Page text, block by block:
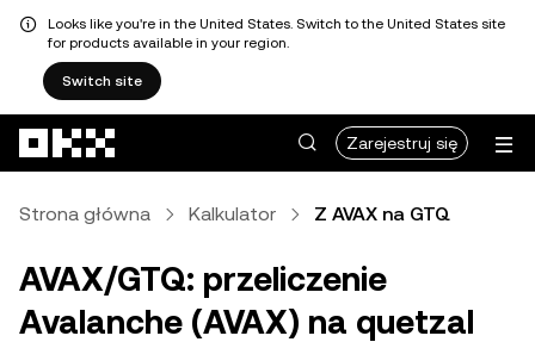
Looks like you're in the United States. Switch to the United States site
for products available in your region.
Switch site
Zarejestruj się
Strona główna Kalkulator Z AVAX na GTQ
AVAX/GTQ: przeliczenie
Avalanche (AVAX) na quetzal